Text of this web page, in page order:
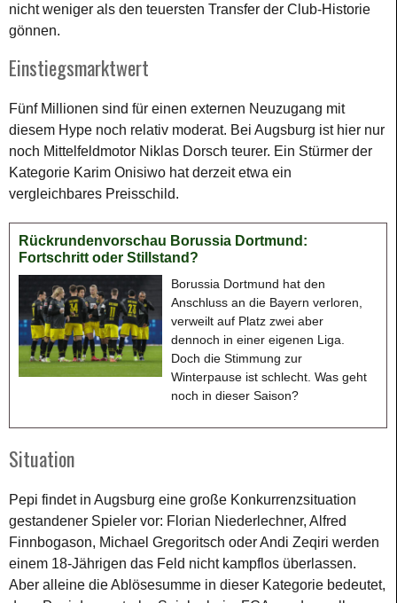
nicht weniger als den teuersten Transfer der Club-Historie
gönnen.
Einstiegsmarktwert
Fünf Millionen sind für einen externen Neuzugang mit
diesem Hype noch relativ moderat. Bei Augsburg ist hier nur
noch Mittelfeldmotor Niklas Dorsch teurer. Ein Stürmer der
Kategorie Karim Onisiwo hat derzeit etwa ein
vergleichbares Preisschild.
Rückrundenvorschau Borussia Dortmund:
Fortschritt oder Stillstand?
Borussia Dortmund hat den
Anschluss an die Bayern verloren,
verweilt auf Platz zwei aber
dennoch in einer eigenen Liga.
Doch die Stimmung zur
Winterpause ist schlecht. Was geht
noch in dieser Saison?
Situation
Pepi findet in Augsburg eine große Konkurrenzsituation
gestandener Spieler vor: Florian Niederlechner, Alfred
Finnbogason, Michael Gregoritsch oder Andi Zeqiri werden
einem 18-Jährigen das Feld nicht kampflos überlassen.
Aber alleine die Ablösesumme in dieser Kategorie bedeutet,